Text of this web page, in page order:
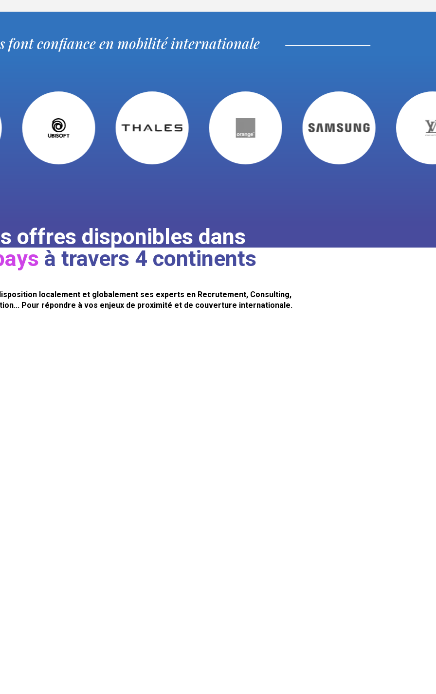
font confiance en mobilité internationale
offres disponibles dans
à travers 4 continents
localement et globalement ses experts en Recrutement, Consulting,
Pour répondre à vos enjeux de proximité et de couverture internationale.